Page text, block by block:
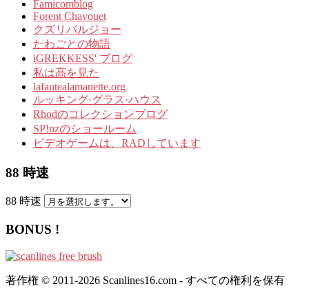
Famicomblog
Forent Chavouet
クズリバルジョー
たわごとの物語
iGREKKESS' ブログ
私は高を見た
lafautealamanette.org
ルッキング·グラス·ハウス
Rhodのコレクションブログ
SP!nzのショールーム
ビデオゲームは、RADしています
88 時速
88 時速
BONUS !
著作権 © 2011-2026 Scanlines16.com - すべての権利を保有